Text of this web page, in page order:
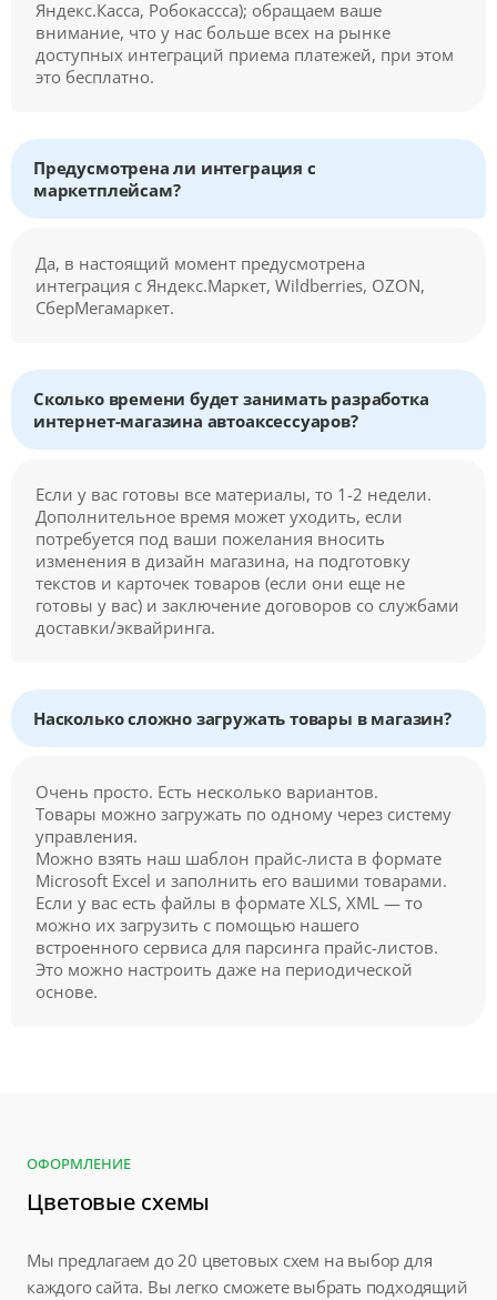
Яндекс.Касса, Робокассса); обращаем ваше
внимание, что у нас больше всех на рынке
доступных интеграций приема платежей, при этом
это бесплатно.
Предусмотрена ли интеграция с
маркетплейсам?
Да, в настоящий момент предусмотрена
интеграция с Яндекс.Маркет, Wildberries, OZON,
СберМегамаркет.
Сколько времени будет занимать разработка
интернет-магазина автоаксессуаров?
Если у вас готовы все материалы, то 1-2 недели.
Дополнительное время может уходить, если
потребуется под ваши пожелания вносить
изменения в дизайн магазина, на подготовку
текстов и карточек товаров (если они еще не
готовы у вас) и заключение договоров со службами
доставки/эквайринга.
Насколько сложно загружать товары в магазин?
Очень просто. Есть несколько вариантов.
Товары можно загружать по одному через систему
управления.
Можно взять наш шаблон прайс-листа в формате
Microsoft Excel и заполнить его вашими товарами.
Если у вас есть файлы в формате XLS, XML — то
можно их загрузить с помощью нашего
встроенного сервиса для парсинга прайс-листов.
Это можно настроить даже на периодической
основе.
ОФОРМЛЕНИЕ
Цветовые схемы
Мы предлагаем до 20 цветовых схем на выбор для
каждого сайта. Вы легко сможете выбрать подходящий